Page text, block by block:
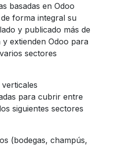
basadas en Odoo
forma integral su
y publicado más de
extienden Odoo para
sectores
para cubrir entre
siguientes sectores
(bodegas, champús,